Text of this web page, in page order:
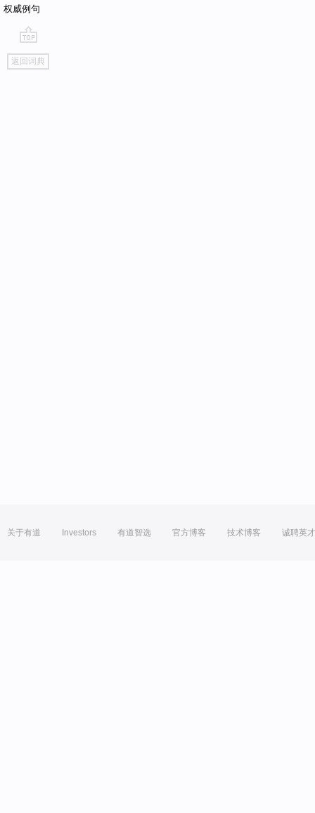
权威例句
go
top
返回词典
关于有道 Investors 有道智选 官方博客 技术博客 诚聘英才